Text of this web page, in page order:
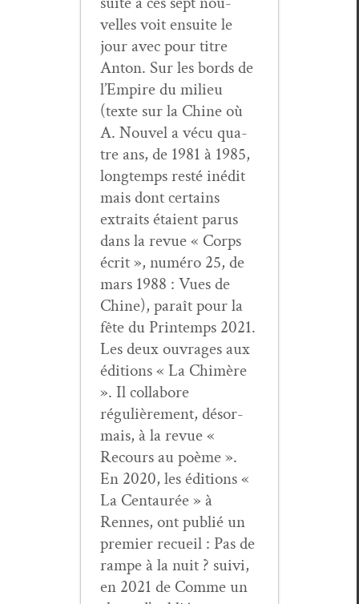
velles voit ensuite le
jour avec pour titre
Anton. Sur les bor­ds de
l’Empire du milieu
(texte sur la Chine où
A. Nou­v­el a vécu qua­
tre ans, de 1981 à 1985,
longtemps resté inédit
mais dont cer­tains
extraits étaient parus
dans la revue « Corps
écrit », numéro 25, de
mars 1988 : Vues de
Chine), paraît pour la
fête du Print­emps 2021.
Les deux ouvrages aux
édi­tions « La Chimère
». Il col­la­bore
régulière­ment, désor­
mais, à la revue «
Recours au poème ».
En 2020, les édi­tions «
La Cen­tau­rée » à
Rennes, ont pub­lié un
pre­mier recueil : Pas de
rampe à la nuit ? suivi,
en 2021 de Comme un